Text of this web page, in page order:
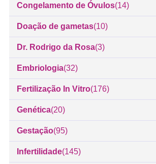
Congelamento de Óvulos(14)
Doação de gametas(10)
Dr. Rodrigo da Rosa(3)
Embriologia(32)
Fertilização In Vitro(176)
Genética(20)
Gestação(95)
Infertilidade(145)